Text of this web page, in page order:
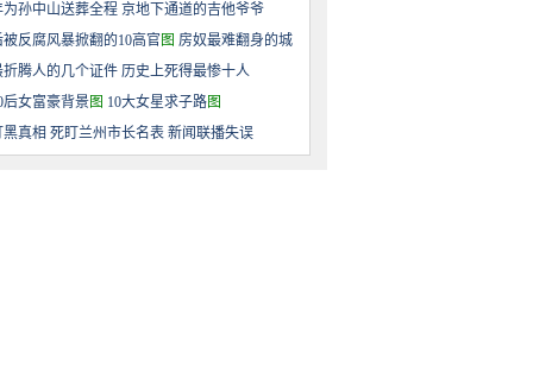
为孙中山送葬全程 京地下通道的吉他爷爷
被反腐风暴掀翻的10高官图 房奴最难翻身的城
腾人的几个证件 历史上死得最惨十人
后女富豪背景图 10大女星求子路图
真相 死盯兰州市长名表 新闻联播失误